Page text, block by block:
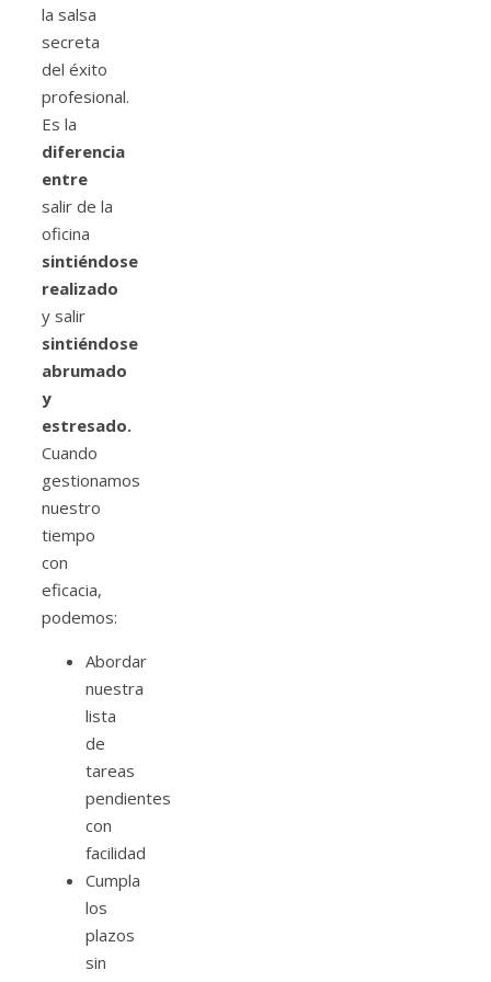
la salsa
secreta
del éxito
profesional.
Es la
diferencia
entre
salir de la
oficina
sintiéndose
realizado
y salir
sintiéndose
abrumado
y
estresado.
Cuando
gestionamos
nuestro
tiempo
con
eficacia,
podemos:
Abordar
nuestra
lista
de
tareas
pendientes
con
facilidad
Cumpla
los
plazos
sin